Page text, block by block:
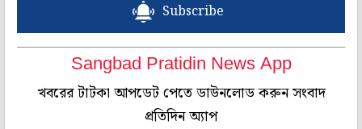
Subscribe
Sangbad Pratidin News App
খবরের টাটকা আপডেট পেতে ডাউনলোড করুন সংবাদ
প্রতিদিন অ্যাপ